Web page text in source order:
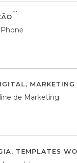
,
de Marketing
, TEMPLATES